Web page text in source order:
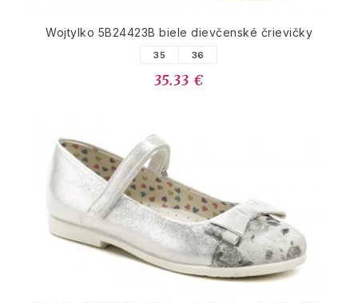
Wojtylko 5B24423B biele dievčenské črievičky
35 36
35.33 €